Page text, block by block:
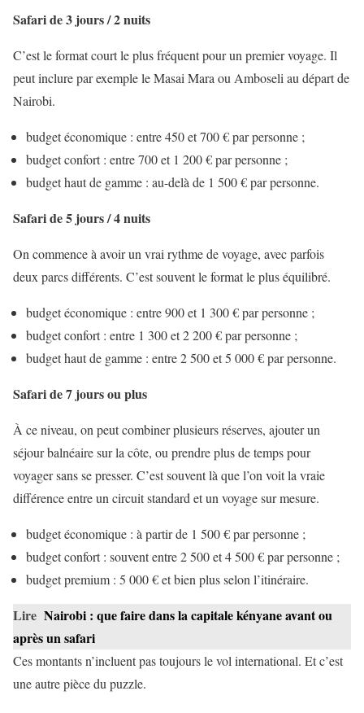
Safari de 3 jours / 2 nuits
C’est le format court le plus fréquent pour un premier voyage. Il
peut inclure par exemple le Masai Mara ou Amboseli au départ de
Nairobi.
budget économique : entre 450 et 700 € par personne ;
budget confort : entre 700 et 1 200 € par personne ;
budget haut de gamme : au-delà de 1 500 € par personne.
Safari de 5 jours / 4 nuits
On commence à avoir un vrai rythme de voyage, avec parfois
deux parcs différents. C’est souvent le format le plus équilibré.
budget économique : entre 900 et 1 300 € par personne ;
budget confort : entre 1 300 et 2 200 € par personne ;
budget haut de gamme : entre 2 500 et 5 000 € par personne.
Safari de 7 jours ou plus
À ce niveau, on peut combiner plusieurs réserves, ajouter un
séjour balnéaire sur la côte, ou prendre plus de temps pour
voyager sans se presser. C’est souvent là que l’on voit la vraie
différence entre un circuit standard et un voyage sur mesure.
budget économique : à partir de 1 500 € par personne ;
budget confort : souvent entre 2 500 et 4 500 € par personne ;
budget premium : 5 000 € et bien plus selon l’itinéraire.
Lire Nairobi : que faire dans la capitale kényane avant ou
après un safari
Ces montants n’incluent pas toujours le vol international. Et c’est
une autre pièce du puzzle.